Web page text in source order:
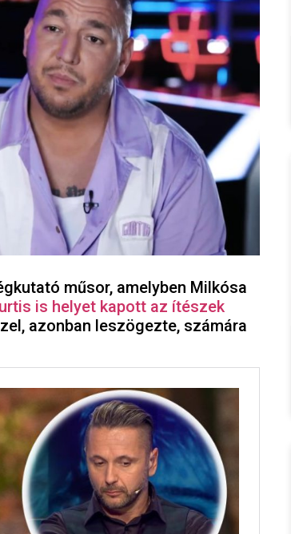
műsor, amelyben Milkósa
is helyet kapott az ítészek
azonban leszögezte, számára